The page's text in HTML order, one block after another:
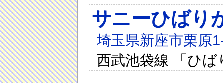
サニーひばり
埼玉県新座市栗原
西武池袋線 「ひ